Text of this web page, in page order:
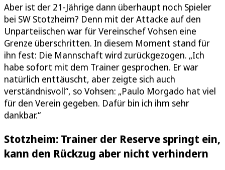
Aber ist der 21-Jährige dann überhaupt noch Spieler
bei SW Stotzheim? Denn mit der Attacke auf den
Unparteiischen war für Vereinschef Vohsen eine
Grenze überschritten. In diesem Moment stand für
ihn fest: Die Mannschaft wird zurückgezogen. „Ich
habe sofort mit dem Trainer gesprochen. Er war
natürlich enttäuscht, aber zeigte sich auch
verständnisvoll“, so Vohsen: „Paulo Morgado hat viel
für den Verein gegeben. Dafür bin ich ihm sehr
dankbar.“
Stotzheim: Trainer der Reserve springt ein,
kann den Rückzug aber nicht verhindern